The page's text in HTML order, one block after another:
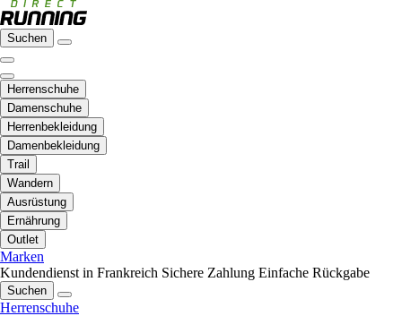
Suchen
Herrenschuhe
Damenschuhe
Herrenbekleidung
Damenbekleidung
Trail
Wandern
Ausrüstung
Ernährung
Outlet
Marken
Kundendienst in Frankreich Sichere Zahlung Einfache Rückgabe
Suchen
Herrenschuhe